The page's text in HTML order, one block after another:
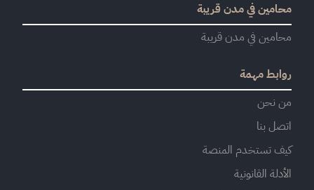
محامين في مدن قريبة
محامين في مدن قريبة
روابط مهمة
من نحن
اتصل بنا
كيف تستخدم المنصة
الأدلة القانونية